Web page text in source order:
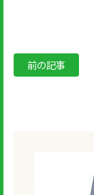
前の記事